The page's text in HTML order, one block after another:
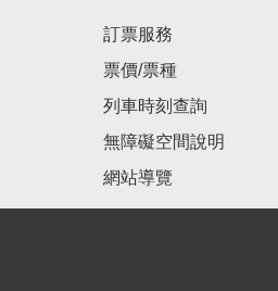
訂票服務
票價/票種
列車時刻查詢
無障礙空間說明
網站導覽